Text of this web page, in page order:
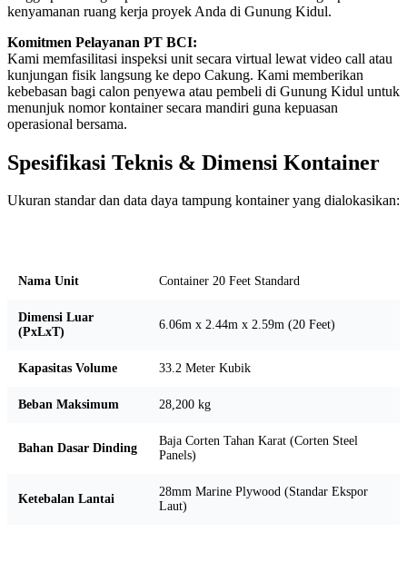
kenyamanan ruang kerja proyek Anda di Gunung Kidul.
Komitmen Pelayanan PT BCI:
Kami memfasilitasi inspeksi unit secara virtual lewat video call atau
kunjungan fisik langsung ke depo Cakung. Kami memberikan
kebebasan bagi calon penyewa atau pembeli di Gunung Kidul untuk
menunjuk nomor kontainer secara mandiri guna kepuasan
operasional bersama.
Spesifikasi Teknis & Dimensi Kontainer
Ukuran standar dan data daya tampung kontainer yang dialokasikan:
Nama Unit Container 20 Feet Standard
Dimensi Luar
(PxLxT)
6.06m x 2.44m x 2.59m (20 Feet)
Kapasitas Volume 33.2 Meter Kubik
Beban Maksimum 28,200 kg
Bahan Dasar Dinding
Baja Corten Tahan Karat (Corten Steel
Panels)
Ketebalan Lantai
28mm Marine Plywood (Standar Ekspor
Laut)